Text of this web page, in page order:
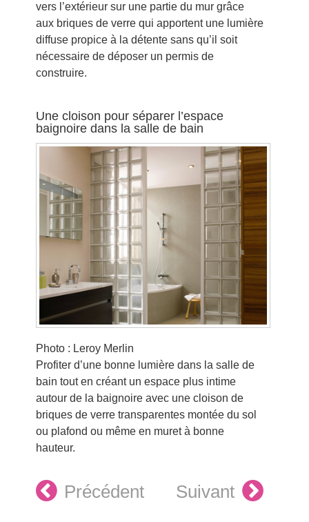
vers l’extérieur sur une partie du mur grâce
aux briques de verre qui apportent une lumière
diffuse propice à la détente sans qu’il soit
nécessaire de déposer un permis de
construire.
Une cloison pour séparer l’espace
baignoire dans la salle de bain
Photo : Leroy Merlin
Profiter d’une bonne lumière dans la salle de
bain tout en créant un espace plus intime
autour de la baignoire avec une cloison de
briques de verre transparentes montée du sol
ou plafond ou même en muret à bonne
hauteur.
Précédent Suivant